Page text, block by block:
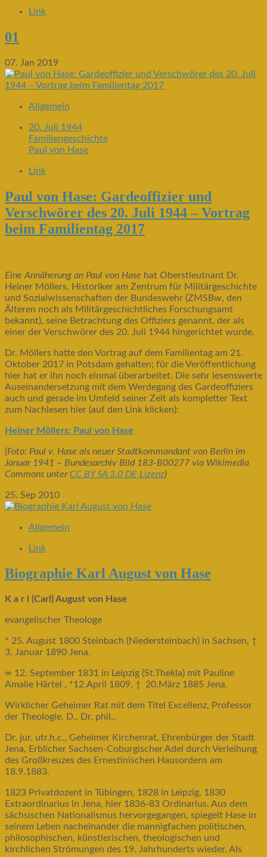
Link
01
07. Jan 2019
Allgemein
20. Juli 1944
Familiengeschichte
Paul von Hase
Link
Paul von Hase: Gardeoffizier und
Verschwörer des 20. Juli 1944 – Vortrag
beim Familientag 2017
Eine Annäherung an Paul von Hase hat Oberstleutnant Dr.
Heiner Möllers, Historiker am Zentrum für Militärgeschichte
und Sozialwissenschaften der Bundeswehr (ZMSBw, den
Älteren noch als Militärgeschichtliches Forschungsamt
bekannt), seine Betrachtung des Offiziers genannt, der als
einer der Verschwörer des 20. Juli 1944 hingerichtet wurde.
Dr. Möllers hatte den Vortrag auf dem Familientag am 21.
Oktober 2017 in Potsdam gehalten; für die Veröffentlichung
hier hat er ihn noch einmal überarbeitet. Die sehr lesenswerte
Auseinandersetzung mit dem Werdegang des Gardeoffiziers
auch und gerade im Umfeld seiner Zeit als kompletter Text
zum Nachlesen hier (auf den Link klicken):
Heiner Möllers: Paul von Hase
(Foto: Paul v. Hase als neuer Stadtkommandant von Berlin im
Januar 1941 – Bundesarchiv Bild 183-B00277 via Wikimedia
Commons unterCC BY SA 3.0 DE Lizenz)
25. Sep 2010
Allgemein
Link
Biographie Karl August von Hase
K a r l (Carl) August von Hase
evangelischer Theologe
* 25. August 1800 Steinbach (Niedersteinbach) in Sachsen, †
3. Januar 1890 Jena.
∞ 12. September 1831 in Leipzig (St.Thekla) mit Pauline
Amalie Härtel , *12.April 1809, † 20.März 1885 Jena.
Wirklicher Geheimer Rat mit dem Titel Excellenz, Professor
der Theologie, D., Dr. phil.,
Dr. jur. utr.h.c., Geheimer Kirchenrat, Ehrenbürger der Stadt
Jena, Erblicher Sachsen-Coburgischer Adel durch Verleihung
des Großkreuzes des Ernestinischen Hausordens am
18.9.1883.
1823 Privatdozent in Tübingen, 1828 in Leipzig, 1830
Extraordinarius in Jena, hier 1836-83 Ordinarius. Aus dem
sächsischen Nationalismus hervorgegangen, spiegelt Hase in
seinem Leben nacheinander die mannigfachen politischen,
philosophischen, künstlerischen, theologischen und
kirchlichen Strömungen des 19. Jahrhunderts wieder. Als